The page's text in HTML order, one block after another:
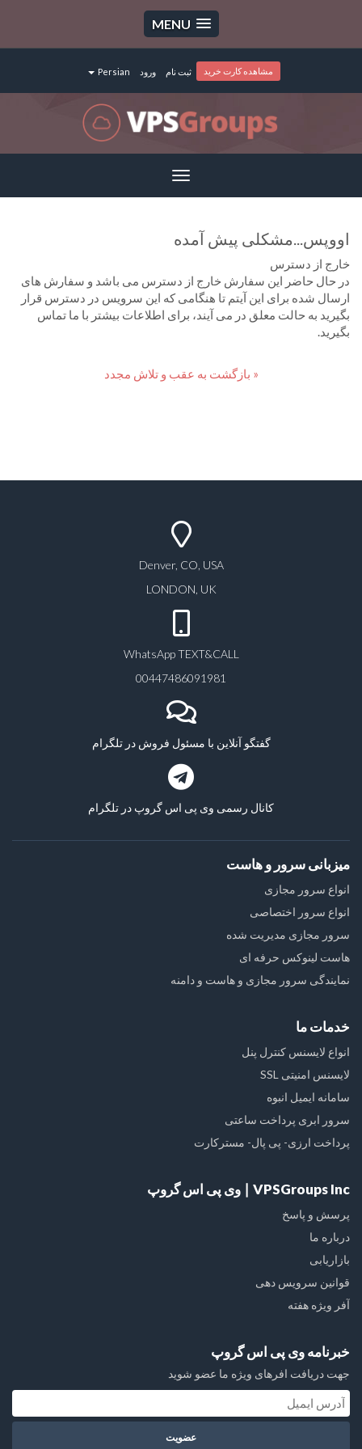
MENU
Persian ورود ثبت نام مشاهده کارت خرید
Toggle
navigation
اووپس...مشکلی پیش آمده
خارج از دسترس
در حال حاضر این سفارش خارج از دسترس می باشد و سفارش های
ارسال شده برای این آیتم تا هنگامی که این سرویس در دسترس قرار
بگیرید به حالت معلق در می آیند، برای اطلاعات بیشتر با ما تماس
بگیرید.
« بازگشت به عقب و تلاش مجدد
Denver, CO, USA
LONDON, UK
WhatsApp TEXT&CALL
00447486091981
گفتگو آنلاین با مسئول فروش در تلگرام
کانال رسمی وی پی اس گروپ در تلگرام
میزبانی سرور و هاست
انواع سرور مجازی
انواع سرور اختصاصی
سرور مجازی مدیریت شده
هاست لینوکس حرفه ای
نمایندگی سرور مجازی و هاست و دامنه
خدمات ما
انواع لایسنس کنترل پنل
لایسنس امنیتی SSL
سامانه ایمیل انبوه
سرور ابری پرداخت ساعتی
پرداخت ارزی- پی پال- مسترکارت
VPSGroups Inc ∣ وی پی اس گروپ
پرسش و پاسخ
درباره ما
بازاریابی
قوانین سرویس دهی
آفر ویژه هفته
خبرنامه وی پی اس گروپ
جهت دریافت افرهای ویژه ما عضو شوید